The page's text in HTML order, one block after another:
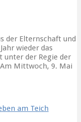
der Elternschaft und
wieder das
unter der Regie der
Mittwoch, 9. Mai